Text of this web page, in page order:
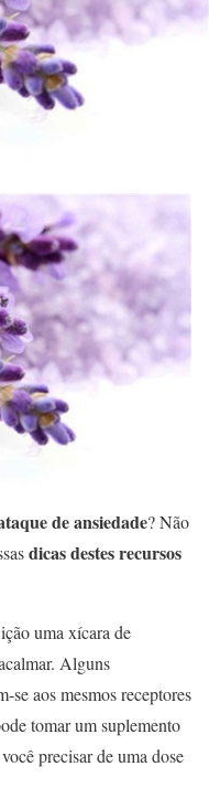
de ansiedade? Não
dicas destes recursos
uma xícara de
Alguns
aos mesmos receptores
tomar um suplemento
precisar de uma dose